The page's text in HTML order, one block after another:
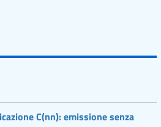
C(nn): emissione senza